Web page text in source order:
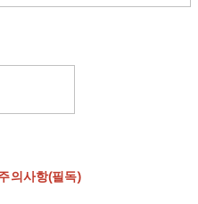
의사항(필독)